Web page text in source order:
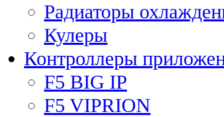
Радиаторы
Кулеры
Контроллеры
F5 BIG IP
F5 VIPRION